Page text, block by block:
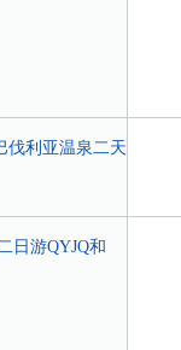
伐利亚温泉二天
日游QYJQ和